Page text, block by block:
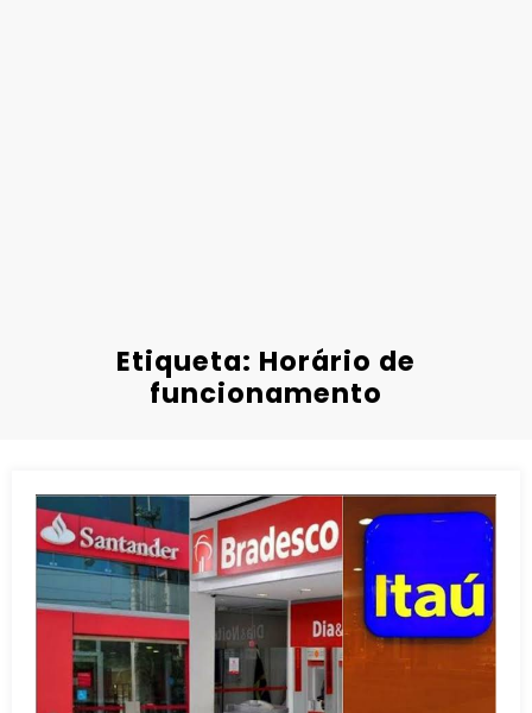
Etiqueta: Horário de
funcionamento